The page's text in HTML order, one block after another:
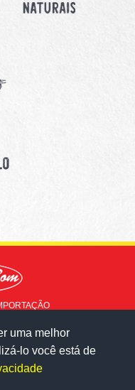
uma melhor
lo você está de